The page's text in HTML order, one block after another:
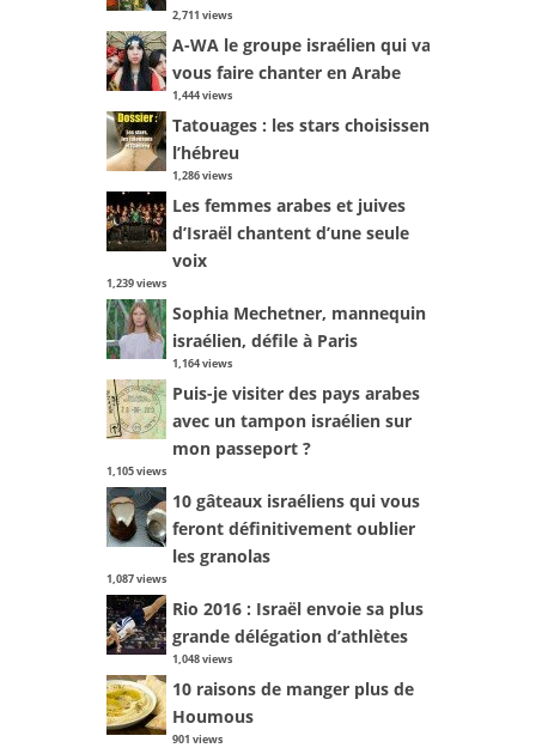
2,711 views
A-WA le groupe israélien qui va
vous faire chanter en Arabe
1,444 views
Tatouages : les stars choisissent
l’hébreu
1,286 views
Les femmes arabes et juives
d’Israël chantent d’une seule
voix
1,239 views
Sophia Mechetner, mannequin
israélien, défile à Paris
1,164 views
Puis-je visiter des pays arabes
avec un tampon israélien sur
mon passeport ?
1,105 views
10 gâteaux israéliens qui vous
feront définitivement oublier
les granolas
1,087 views
Rio 2016 : Israël envoie sa plus
grande délégation d’athlètes
1,048 views
10 raisons de manger plus de
Houmous
901 views